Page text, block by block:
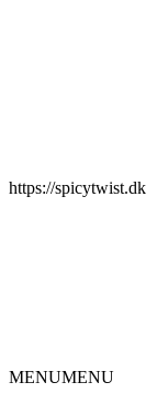
https://spicytwist.dk
MENUMENU